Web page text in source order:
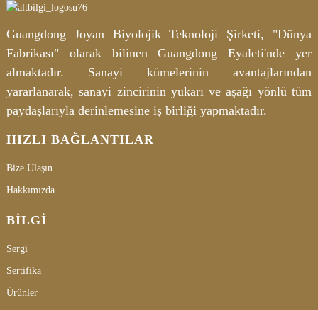
Guangdong Joyan Biyolojik Teknoloji Şirketi, "Dünya
Fabrikası" olarak bilinen Guangdong Eyaleti'nde yer
almaktadır. Sanayi kümelerinin avantajlarından
yararlanarak, sanayi zincirinin yukarı ve aşağı yönlü tüm
paydaşlarıyla derinlemesine iş birliği yapmaktadır.
HIZLI BAĞLANTILAR
Bize Ulaşın
Hakkımızda
BILGI
Sergi
Sertifika
Ürünler